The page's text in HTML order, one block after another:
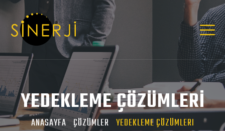
YEDEKLEME ÇÖZÜMLERİ
ANASAYFA ÇÖZÜMLER YEDEKLEME ÇÖZÜMLERI